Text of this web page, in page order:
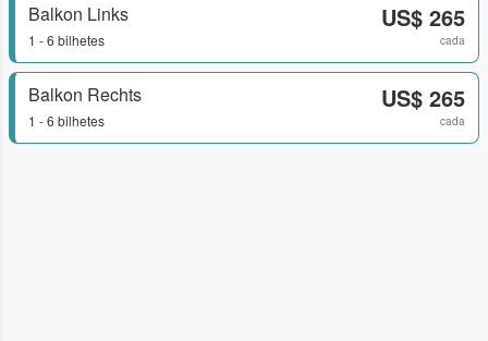
Balkon Links
1 - 6 bilhetes
US$ 265
cada
Balkon Rechts
1 - 6 bilhetes
US$ 265
cada